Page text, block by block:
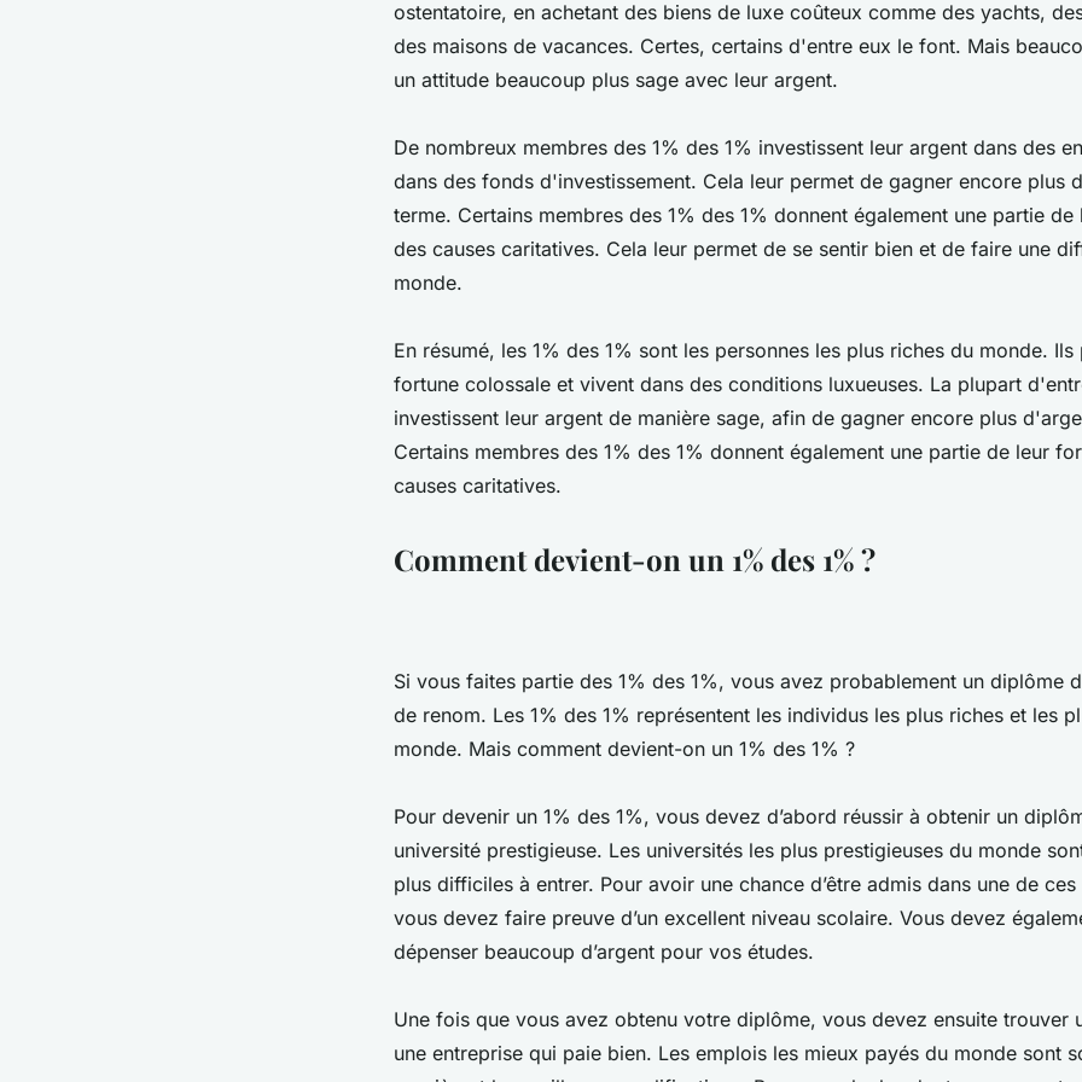
ostentatoire, en achetant des biens de luxe coûteux comme des yachts,
des maisons de vacances. Certes, certains d'entre eux le font. Mais
un attitude beaucoup plus sage avec leur argent.
De nombreux membres des 1% des 1% investissent leur argent dans des
dans des fonds d'investissement. Cela leur permet de gagner encore plus
terme. Certains membres des 1% des 1% donnent également une partie
des causes caritatives. Cela leur permet de se sentir bien et de faire une
monde.
En résumé, les 1% des 1% sont les personnes les plus riches du monde. Ils
fortune colossale et vivent dans des conditions luxueuses. La plupart
investissent leur argent de manière sage, afin de gagner encore plus
Certains membres des 1% des 1% donnent également une partie de leur
causes caritatives.
Comment devient-on un 1% des 1% ?
Si vous faites partie des 1% des 1%, vous avez probablement un diplôme
de renom. Les 1% des 1% représentent les individus les plus riches et les
monde. Mais comment devient-on un 1% des 1% ?
Pour devenir un 1% des 1%, vous devez d’abord réussir à obtenir un
université prestigieuse. Les universités les plus prestigieuses du monde
plus difficiles à entrer. Pour avoir une chance d’être admis dans une de
vous devez faire preuve d’un excellent niveau scolaire. Vous devez
dépenser beaucoup d’argent pour vos études.
Une fois que vous avez obtenu votre diplôme, vous devez ensuite trouver
une entreprise qui paie bien. Les emplois les mieux payés du monde sont